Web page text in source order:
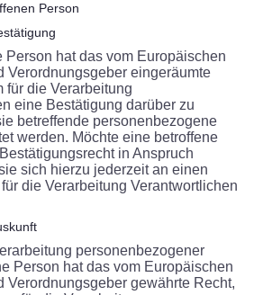
Person
Person hat das vom Europäischen
Verordnungsgeber eingeräumte
für die Verarbeitung
eine Bestätigung darüber zu
betreffende personenbezogene
werden. Möchte eine betroffene
in Anspruch
sich hierzu jederzeit an einen
die Verarbeitung Verantwortlichen
personenbezogener
Person hat das vom Europäischen
Verordnungsgeber gewährte Recht,